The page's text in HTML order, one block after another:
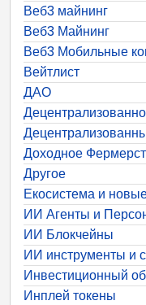
Веб3 майнинг
Веб3 Майнинг
Веб3 Мобильные
Вейтлист
ДАО
Доходное
Другое
Екосистема и
ИИ Агенты и
ИИ Блокчейны
ИИ инструменты и
Инвестиционный
Инплей токены